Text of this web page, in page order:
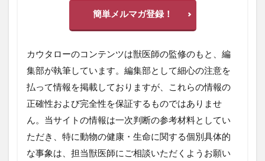
簡単メルマガ登録！
カウタローのコンテンツは獣医師の監修のもと、編
集部が執筆しています。編集部として細心の注意を
払って情報を掲載しておりますが、これらの情報の
正確性および完全性を保証するものではありませ
ん。当サイトの情報は一次判断の参考材料としてい
ただき、特に動物の健康・生命に関する個別具体的
な事象は、担当獣医師にご相談いただくようお願い